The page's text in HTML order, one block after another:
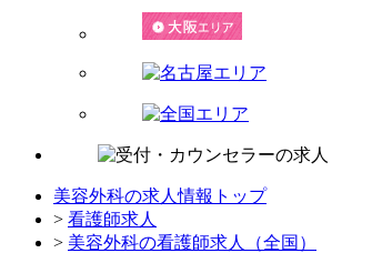
美容外科の求人情報トップ
> 看護師求人
> 美容外科の看護師求人（全国）